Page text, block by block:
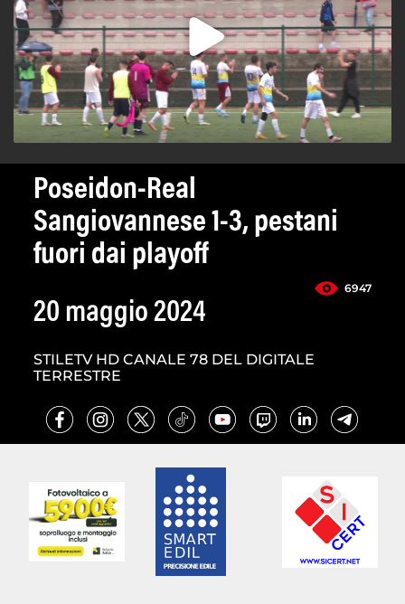
Poseidon-Real
Sangiovannese 1-3, pestani
fuori dai playoff
6947
20 maggio 2024
STILETV HD CANALE 78 DEL DIGITALE
TERRESTRE